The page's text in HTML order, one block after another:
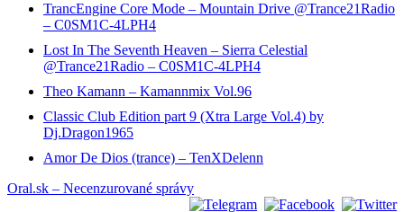
TrancEngine Core Mode – Mountain Drive @Trance21Radio
– C0SM1C-4LPH4
Lost In The Seventh Heaven – Sierra Celestial
@Trance21Radio – C0SM1C-4LPH4
Theo Kamann – Kamannmix Vol.96
Classic Club Edition part 9 (Xtra Large Vol.4) by
Dj.Dragon1965
Amor De Dios (trance) – TenXDelenn
Oral.sk – Necenzurované správy